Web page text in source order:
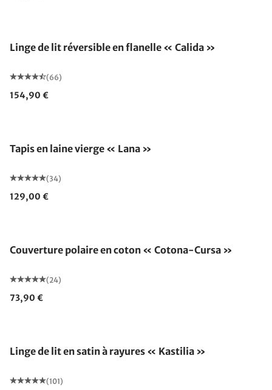
Linge de lit réversible en flanelle « Calida »
(66)
154,90 €
Tapis en laine vierge « Lana »
(34)
129,00 €
Couverture polaire en coton « Cotona-Cursa »
(24)
73,90 €
Linge de lit en satin à rayures « Kastilia »
(101)